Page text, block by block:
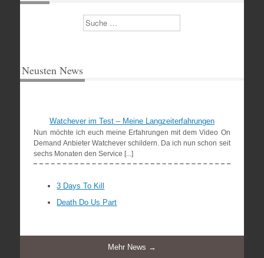
Suchen
Neusten News
Watchever im Test – Meine Langzeiterfahrungen
Nun möchte ich euch meine Erfahrungen mit dem Video On
Demand Anbieter Watchever schildern. Da ich nun schon seit
sechs Monaten den Service [...]
3 Days To Kill
Death Do Us Part
Mehr News →